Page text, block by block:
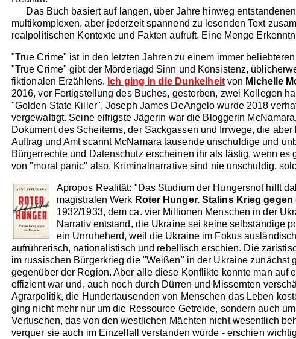
Das Buch basiert auf langen, über Jahre hinweg
multikomplexen, aber jederzeit spannend zu lesenden Text
realpolitischen Kontexte und Fakten aufruft. Eine Menge
"True Crime" ist in den letzten Jahren zu einem immer
"True Crime" gibt der Mörderjagd Sinn und Konsistenz,
fiktionalen Erzählens. Ich ging in die Dunkelheitvon Michelle
2016, vor Fertigstellung des Buches, gestorben, zwei Kollegen
"Golden State Killer", Joseph James DeAngelo wurde 2018
vergewaltigt. Seine eifrigste Jägerin war die Bloggerin
Dokument des Scheiterns, der Sackgassen und Irrwege, die
Auftrag und Amt scannt McNamara tausende unschuldige und
Bürgerrechte und Datenschutz erscheinen ihr als lästig, wenn
von "moral panic" also. Kriminalnarrative sind nie unschuldig,
Apropos Realität: "Das Studium der Hungersnot hilft
magistralen Werk Roter Hunger. Stalins Krieg gegen
1932/1933, dem ca. vier Millionen Menschen in der
Narrativ entstand, die Ukraine sei keine selbständige
ein Unruheherd, weil die Ukraine im Fokus
aufrührerisch, nationalistisch und rebellisch erschien. Die
im russischen Bürgerkrieg die "Weißen" in der Ukraine
gegenüber der Region. Aber alle diese Konflikte konnte man
effizient war und, auch noch durch Dürren und Missernten
Agrarpolitik, die Hundertausenden von Menschen das Leben
ging nicht mehr nur um die Ressource Getreide, sondern auch
Vertuschen, das von den westlichen Mächten nicht wesentlich
verquer sie auch im Einzelfall verstanden wurde - erschien